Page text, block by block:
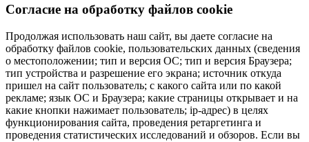
Cогласие на обработку файлов cookie
Продолжая использовать наш сайт, вы даете согласие на
обработку файлов cookie, пользовательских данных (сведения
о местоположении; тип и версия ОС; тип и версия Браузера;
тип устройства и разрешение его экрана; источник откуда
пришел на сайт пользователь; с какого сайта или по какой
рекламе; язык ОС и Браузера; какие страницы открывает и на
какие кнопки нажимает пользователь; ip-адрес) в целях
функционирования сайта, проведения ретаргетинга и
проведения статистических исследований и обзоров. Если вы